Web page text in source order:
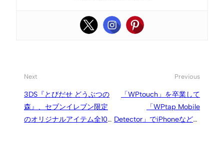
Next
3DS『とびだせ どうぶつの
森』、セブンイレブン限定
のオリジナルアイテム全10
Previous
「WPtouch」を卒業して
「WPtap Mobile
Detector」でiPhoneなどモ